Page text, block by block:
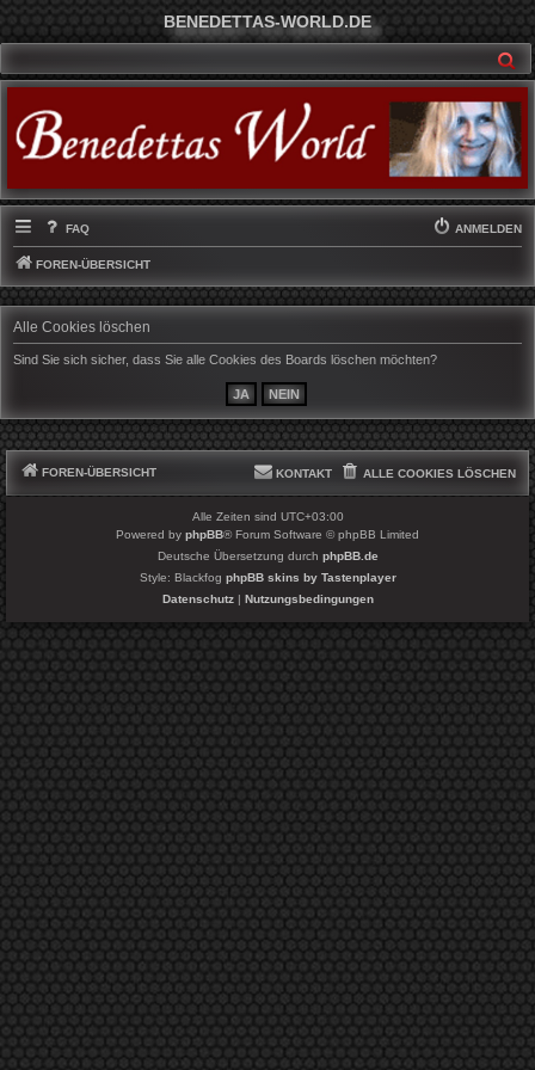
BENEDETTAS-WORLD.DE
FAQ ANMELDEN
FOREN-ÜBERSICHT
Alle Cookies löschen
Sind Sie sich sicher, dass Sie alle Cookies des Boards löschen möchten?
FOREN-ÜBERSICHT ALLE COOKIES LÖSCHEN
KONTAKT
Alle Zeiten sind UTC+03:00
Powered by phpBB® Forum Software © phpBB Limited
Deutsche Übersetzung durch phpBB.de
Style: Blackfog phpBB skins by Tastenplayer
Datenschutz| Nutzungsbedingungen